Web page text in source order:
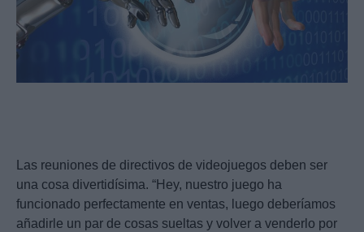
Las reuniones de directivos de videojuegos deben ser
una cosa divertidísima. “Hey, nuestro juego ha
funcionado perfectamente en ventas, luego deberíamos
añadirle un par de cosas sueltas y volver a venderlo por